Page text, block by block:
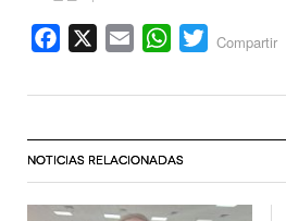
Facebook Email WhatsApp
Twitter
Compartir
NOTICIAS RELACIONADAS